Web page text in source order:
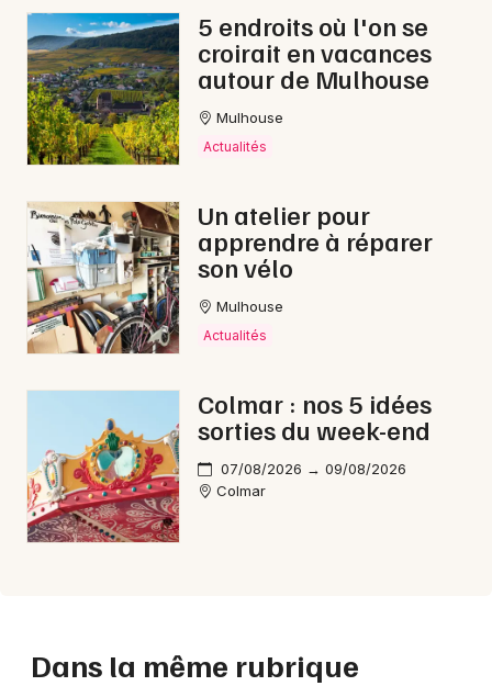
5 endroits où l'on se
croirait en vacances
autour de Mulhouse
Mulhouse
Actualités
Un atelier pour
apprendre à réparer
son vélo
Mulhouse
Actualités
Colmar : nos 5 idées
sorties du week-end
07/08/2026 → 09/08/2026
Colmar
Dans la même rubrique